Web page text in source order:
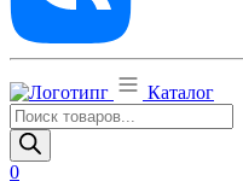
Каталог
Поиск
товаров
0